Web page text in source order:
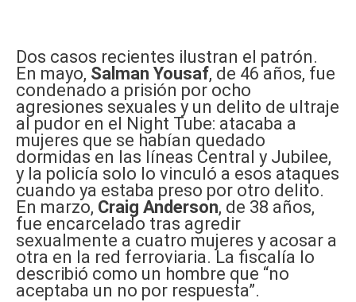
Dos casos recientes ilustran el patrón.
En mayo, Salman Yousaf, de 46 años, fue
condenado a prisión por ocho
agresiones sexuales y un delito de ultraje
al pudor en el Night Tube: atacaba a
mujeres que se habían quedado
dormidas en las líneas Central y Jubilee,
y la policía solo lo vinculó a esos ataques
cuando ya estaba preso por otro delito.
En marzo, Craig Anderson, de 38 años,
fue encarcelado tras agredir
sexualmente a cuatro mujeres y acosar a
otra en la red ferroviaria. La fiscalía lo
describió como un hombre que “no
aceptaba un no por respuesta”.